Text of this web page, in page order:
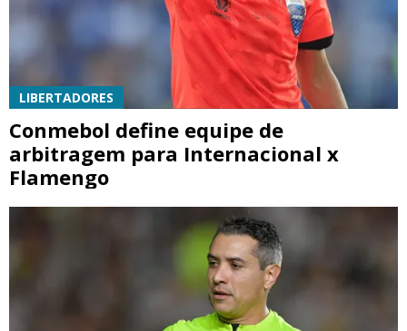
LIBERTADORES
Conmebol define equipe de
arbitragem para Internacional x
Flamengo